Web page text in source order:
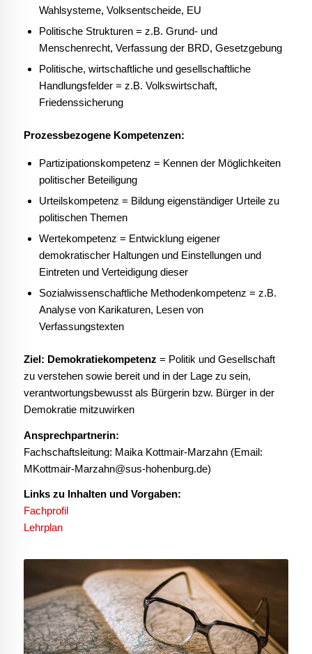
Wahlsysteme, Volksentscheide, EU
Politische Strukturen = z.B. Grund- und
Menschenrecht, Verfassung der BRD, Gesetzgebung
Politische, wirtschaftliche und gesellschaftliche
Handlungsfelder = z.B. Volkswirtschaft,
Friedenssicherung
Prozessbezogene Kompetenzen:
Partizipationskompetenz = Kennen der Möglichkeiten
politischer Beteiligung
Urteilskompetenz = Bildung eigenständiger Urteile zu
politischen Themen
Wertekompetenz = Entwicklung eigener
demokratischer Haltungen und Einstellungen und
Eintreten und Verteidigung dieser
Sozialwissenschaftliche Methodenkompetenz = z.B.
Analyse von Karikaturen, Lesen von
Verfassungstexten
Ziel: Demokratiekompetenz = Politik und Gesellschaft
zu verstehen sowie bereit und in der Lage zu sein,
verantwortungsbewusst als Bürgerin bzw. Bürger in der
Demokratie mitzuwirken
Ansprechpartnerin:
Fachschaftsleitung: Maika Kottmair-Marzahn (Email:
MKottmair-Marzahn@sus-hohenburg.de)
Links zu Inhalten und Vorgaben:
Fachprofil
Lehrplan